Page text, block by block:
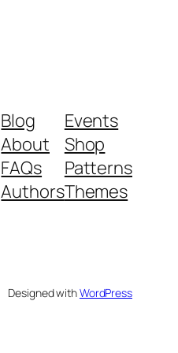
Blog
About
FAQs
Authors
Events
Shop
Patterns
Themes
Designed withWordPress